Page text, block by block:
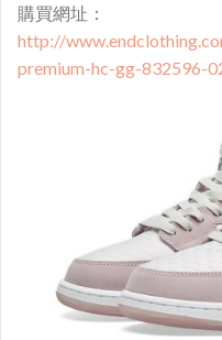
購買網址：
http://
premium-hc-gg-832596-